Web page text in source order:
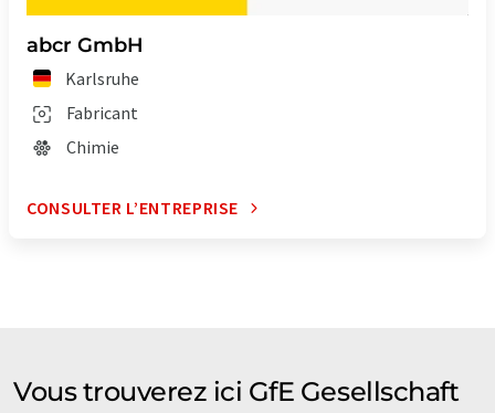
abcr GmbH
Karlsruhe
Fabricant
Chimie
CONSULTER L’ENTREPRISE
Vous trouverez ici GfE Gesellschaft